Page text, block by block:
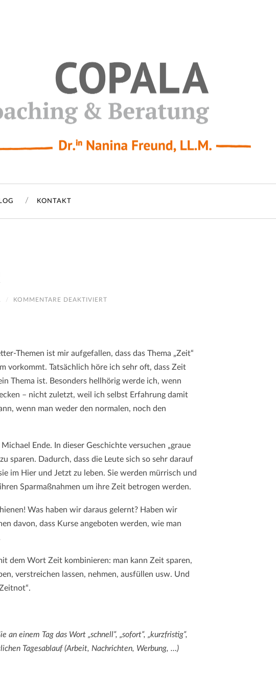
KONTAKT
/ KOMMENTARE DEAKTIVIERT
Themen ist mir aufgefallen, dass das Thema „Zeit“
vorkommt. Tatsächlich höre ich sehr oft, dass Zeit
Thema ist. Besonders hellhörig werde ich, wenn
– nicht zuletzt, weil ich selbst Erfahrung damit
wenn man weder den normalen, noch den
Ende. In dieser Geschichte versuchen „graue
sparen. Dadurch, dass die Leute sich so sehr darauf
im Hier und Jetzt zu leben. Sie werden mürrisch und
Sparmaßnahmen um ihre Zeit betrogen werden.
Was haben wir daraus gelernt? Haben wir
davon, dass Kurse angeboten werden, wie man
dem Wort Zeit kombinieren: man kann Zeit sparen,
verstreichen lassen, nehmen, ausfüllen usw. Und
einem Tag das Wort „schnell“, „sofort“, „kurzfristig“,
Tagesablauf (Arbeit, Nachrichten, Werbung, …)